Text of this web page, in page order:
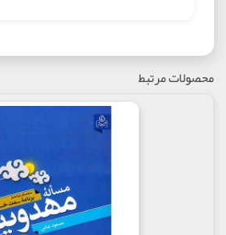
محصولات مرتبط